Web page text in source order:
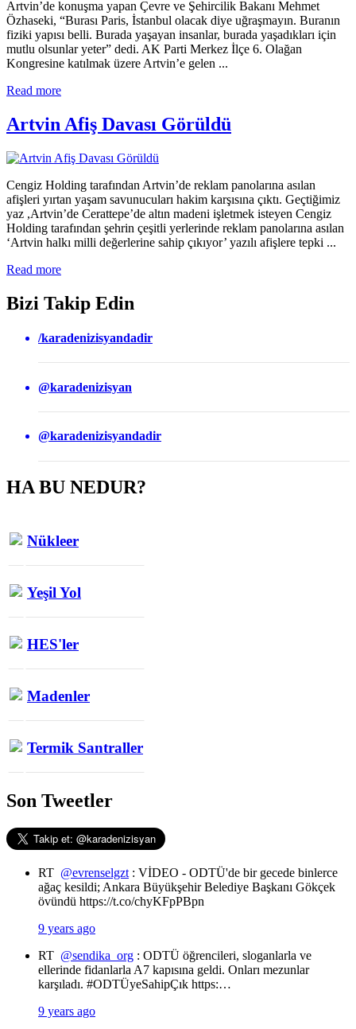
Artvin’de konuşma yapan Çevre ve Şehircilik Bakanı Mehmet
Özhaseki, “Burası Paris, İstanbul olacak diye uğraşmayın. Buranın
fiziki yapısı belli. Burada yaşayan insanlar, burada yaşadıkları için
mutlu olsunlar yeter” dedi. AK Parti Merkez İlçe 6. Olağan
Kongresine katılmak üzere Artvin’e gelen ...
Read more
Artvin Afiş Davası Görüldü
Cengiz Holding tarafından Artvin’de reklam panolarına asılan
afişleri yırtan yaşam savunucuları hakim karşısına çıktı. Geçtiğimiz
yaz ,Artvin’de Cerattepe’de altın madeni işletmek isteyen Cengiz
Holding tarafından şehrin çeşitli yerlerinde reklam panolarına asılan
‘Artvin halkı milli değerlerine sahip çıkıyor’ yazılı afişlere tepki ...
Read more
Bizi Takip Edin
/karadenizisyandadir
@karadenizisyan
@karadenizisyandadir
HA BU NEDUR?
Nükleer
Yeşil Yol
HES'ler
Madenler
Termik Santraller
Son Tweetler
RT @evrenselgzt : VİDEO - ODTÜ'de bir gecede binlerce
ağaç kesildi; Ankara Büyükşehir Belediye Başkanı Gökçek
övündü https://t.co/chyKFpPBpn
9 years ago
RT @sendika_org : ODTÜ öğrencileri, sloganlarla ve
ellerinde fidanlarla A7 kapısına geldi. Onları mezunlar
karşıladı. #ODTÜyeSahipÇık https:…
9 years ago